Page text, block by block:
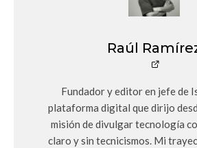
Raúl
Fundador y editor en jefe de
plataforma digital que dirijo
misión de divulgar tecnología
claro y sin tecnicismos. Mi